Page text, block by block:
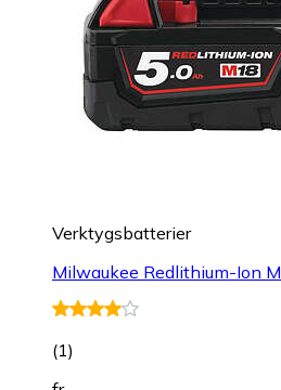
Verktygsbatterier
Milwaukee Redlithium-Ion
(1)